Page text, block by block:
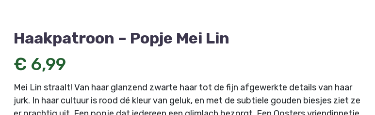
Haakpatroon – Popje Mei Lin
€ 6,99
Mei Lin straalt! Van haar glanzend zwarte haar tot de fijn afgewerkte details van haar
jurk. In haar cultuur is rood dé kleur van geluk, en met de subtiele gouden biesjes ziet ze